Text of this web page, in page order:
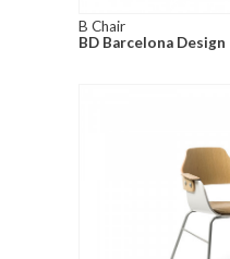
B Chair
BD Barcelona Design